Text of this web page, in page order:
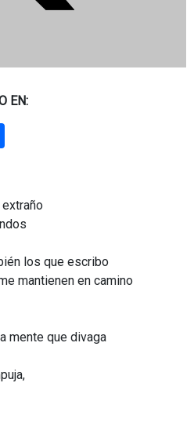
EN:
los que escribo
mantienen en camino
mente que divaga